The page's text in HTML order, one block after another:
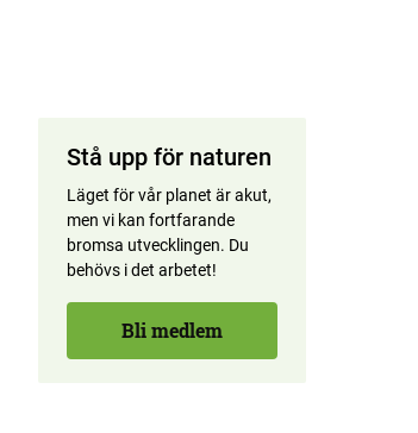
Stå upp för naturen
Läget för vår planet är akut,
men vi kan fortfarande
bromsa utvecklingen. Du
behövs i det arbetet!
Bli medlem